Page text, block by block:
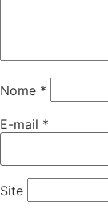
Nome *
E-mail *
Site